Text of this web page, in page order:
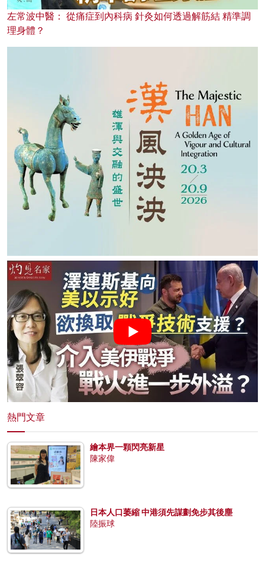
左常波中醫： 從痛症到內科病 針灸如何透過解筋結 精準調
理身體？
熱門文章
繪本界一顆閃亮新星
陳家偉
日本人口萎縮 中港須先謀劃免步其後塵
陸振球